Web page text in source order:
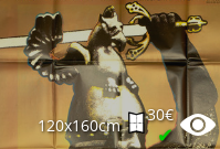
120x160cm
30€
✔